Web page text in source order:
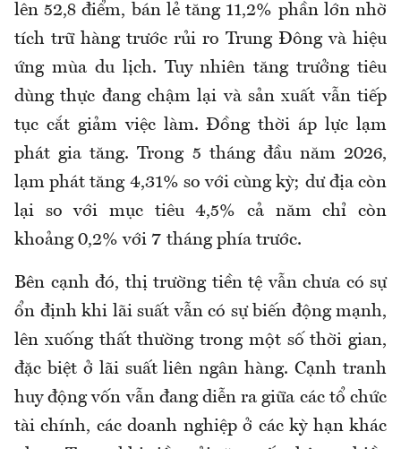
lên 52,8 điểm, bán lẻ tăng 11,2% phần lớn nhờ
tích trữ hàng trước rủi ro Trung Đông và hiệu
ứng mùa du lịch. Tuy nhiên tăng trưởng tiêu
dùng thực đang chậm lại và sản xuất vẫn tiếp
tục cắt giảm việc làm. Đồng thời áp lực lạm
phát gia tăng. Trong 5 tháng đầu năm 2026,
lạm phát tăng 4,31% so với cùng kỳ; dư địa còn
lại so với mục tiêu 4,5% cả năm chỉ còn
khoảng 0,2% với 7 tháng phía trước.
Bên cạnh đó, thị trường tiền tệ vẫn chưa có sự
ổn định khi lãi suất vẫn có sự biến động mạnh,
lên xuống thất thường trong một số thời gian,
đặc biệt ở lãi suất liên ngân hàng. Cạnh tranh
huy động vốn vẫn đang diễn ra giữa các tổ chức
tài chính, các doanh nghiệp ở các kỳ hạn khác